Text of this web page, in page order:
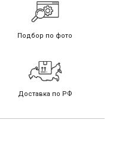
Подбор по фото
Доставка по РФ